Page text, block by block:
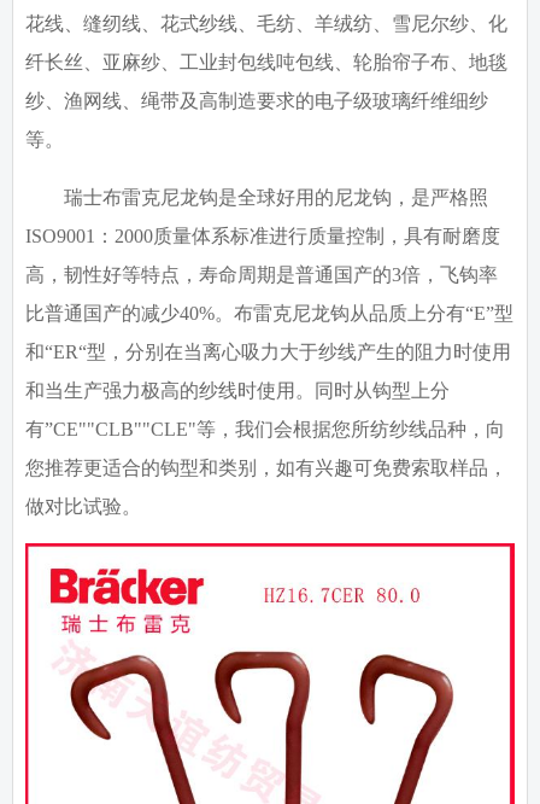
花线、缝纫线、花式纱线、毛纺、羊绒纺、雪尼尔纱、化
纤长丝、亚麻纱、工业封包线吨包线、轮胎帘子布、地毯
纱、渔网线、绳带及高制造要求的电子级玻璃纤维细纱
等。
瑞士布雷克尼龙钩是全球好用的尼龙钩，是严格照
ISO9001 ： 2000质量体系标准进行质量控制，具有耐磨度
高，韧性好等特点，寿命周期是普通国产的3倍，飞钩率
比普通国产的减少40%。布雷克尼龙钩从品质上分有“E”型
和“ER“型，分别在当离心吸力大于纱线产生的阻力时使用
和当生产强力极高的纱线时使用。同时从钩型上分
有”CE""CLB""CLE"等，我们会根据您所纺纱线品种，向
您推荐更适合的钩型和类别，如有兴趣可免费索取样品，
做对比试验。